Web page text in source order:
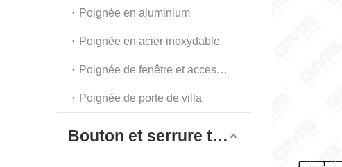
Poignée en aluminium
Poignée en acier inoxydable
Poignée de fenêtre et accessoires
Poignée de porte de villa
Bouton et serrure tubulaire